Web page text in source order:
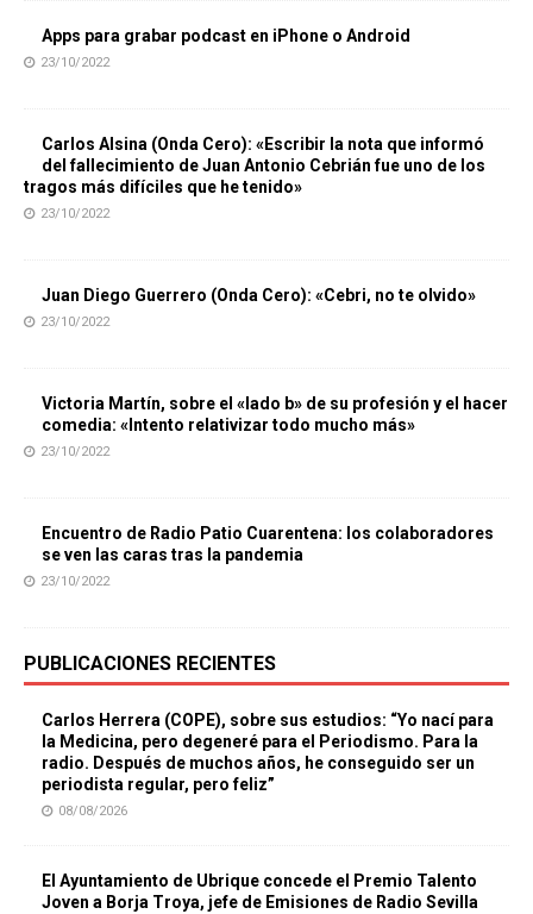
Apps para grabar podcast en iPhone o Android
23/10/2022
Carlos Alsina (Onda Cero): «Escribir la nota que informó
del fallecimiento de Juan Antonio Cebrián fue uno de los
tragos más difíciles que he tenido»
23/10/2022
Juan Diego Guerrero (Onda Cero): «Cebri, no te olvido»
23/10/2022
Victoria Martín, sobre el «lado b» de su profesión y el hacer
comedia: «Intento relativizar todo mucho más»
23/10/2022
Encuentro de Radio Patio Cuarentena: los colaboradores
se ven las caras tras la pandemia
23/10/2022
PUBLICACIONES RECIENTES
Carlos Herrera (COPE), sobre sus estudios: “Yo nací para
la Medicina, pero degeneré para el Periodismo. Para la
radio. Después de muchos años, he conseguido ser un
periodista regular, pero feliz”
08/08/2026
El Ayuntamiento de Ubrique concede el Premio Talento
Joven a Borja Troya, jefe de Emisiones de Radio Sevilla